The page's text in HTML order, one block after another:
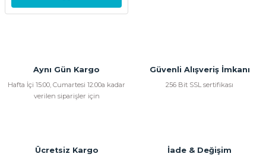
Aynı Gün Kargo
Hafta İçi 15:00, Cumartesi 12:00a kadar
verilen siparişler için
Güvenli Alışveriş İmkanı
256 Bit SSL sertifikası
Ücretsiz Kargo İade & Değişim